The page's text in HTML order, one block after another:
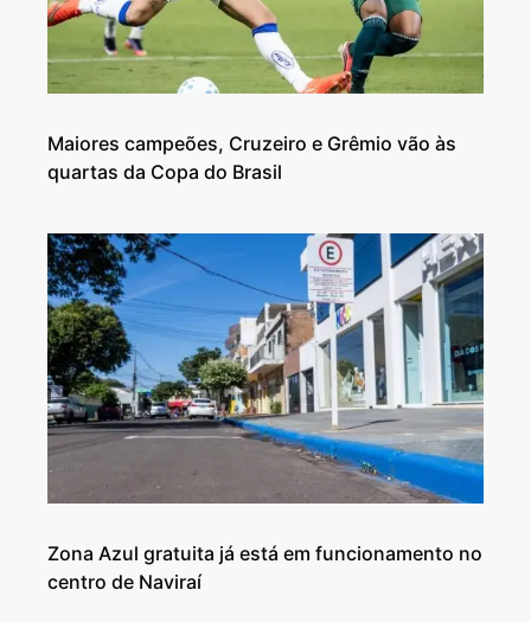
Maiores campeões, Cruzeiro e Grêmio vão às
quartas da Copa do Brasil
Zona Azul gratuita já está em funcionamento no
centro de Naviraí